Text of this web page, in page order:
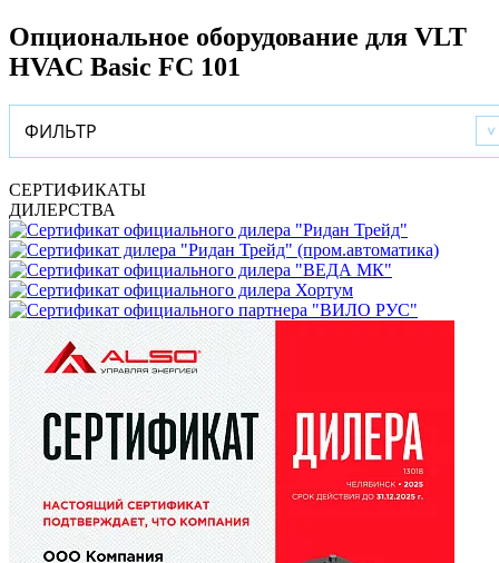
Опциональное оборудование для VLT
HVAC Basic FC 101
ФИЛЬТР
СЕРТИФИКАТЫ
ДИЛЕРСТВА